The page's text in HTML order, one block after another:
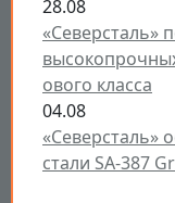
28.08
«Северсталь»
ового класса
04.08
«Северсталь»
стали SA-387